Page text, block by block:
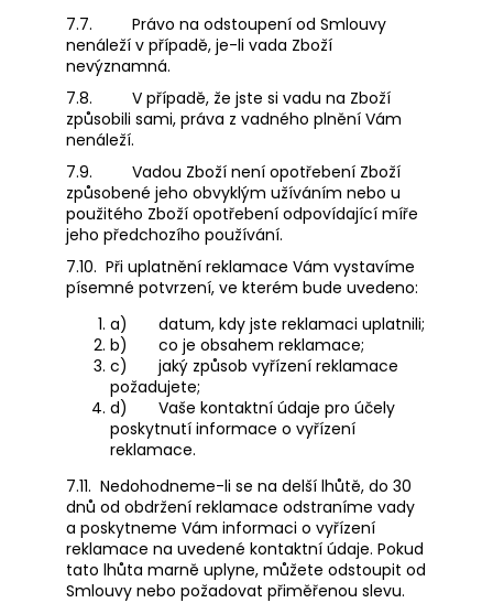
7.7.
Právo na odstoupení od Smlouvy
nenáleží v případě, je-li vada Zboží
nevýznamná.
7.8.
V případě, že jste si vadu na Zboží
způsobili sami, práva z vadného plnění Vám
nenáleží.
7.9.
Vadou Zboží není opotřebení Zboží
způsobené jeho obvyklým užíváním nebo u
použitého Zboží opotřebení odpovídající míře
jeho předchozího používání.
7.10. Při uplatnění reklamace Vám vystavíme
písemné potvrzení, ve kterém bude uvedeno:
a)
datum, kdy jste reklamaci uplatnili;
b)
co je obsahem reklamace;
c)
jaký způsob vyřízení reklamace
požadujete;
d)
Vaše kontaktní údaje pro účely
poskytnutí informace o vyřízení
reklamace.
7.11. Nedohodneme-li se na delší lhůtě, do 30
dnů od obdržení reklamace odstraníme vady
a poskytneme Vám informaci o vyřízení
reklamace na uvedené kontaktní údaje. Pokud
tato lhůta marně uplyne, můžete odstoupit od
Smlouvy nebo požadovat přiměřenou slevu.